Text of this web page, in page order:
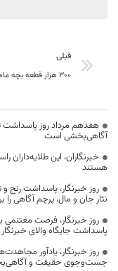
قبلی
هفدهم مرداد روز پاسداشت
آگاهی‌بخشی است
خبرنگاران، این
هستند
روز خبرنگار، پاسداشت
نثار جان و مال، پرچم آگاهی
روز خبرنگار، فرصت مغتنمی
پاسداشت جایگاه والای
روز خبرنگار، یادآور
جست‌وجوی حقیقت و